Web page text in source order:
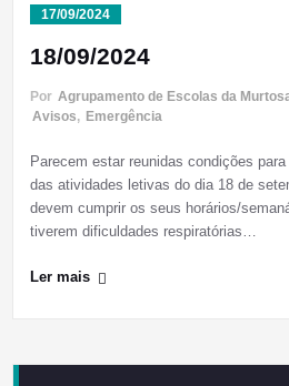
17/09/2024
18/09/2024
Por Agrupamento de Escolas da
Avisos, Emergência
Parecem estar reunidas condições
das atividades letivas do dia 18 de
devem cumprir os seus horários/
tiverem dificuldades respiratórias…
Ler mais